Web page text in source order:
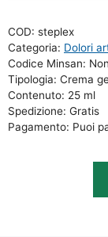
COD: steplex
Categoria: Dolori
Codice Minsan:
Tipologia: Crema
Contenuto: 25 ml
Spedizione: Gratis
Pagamento: Puoi